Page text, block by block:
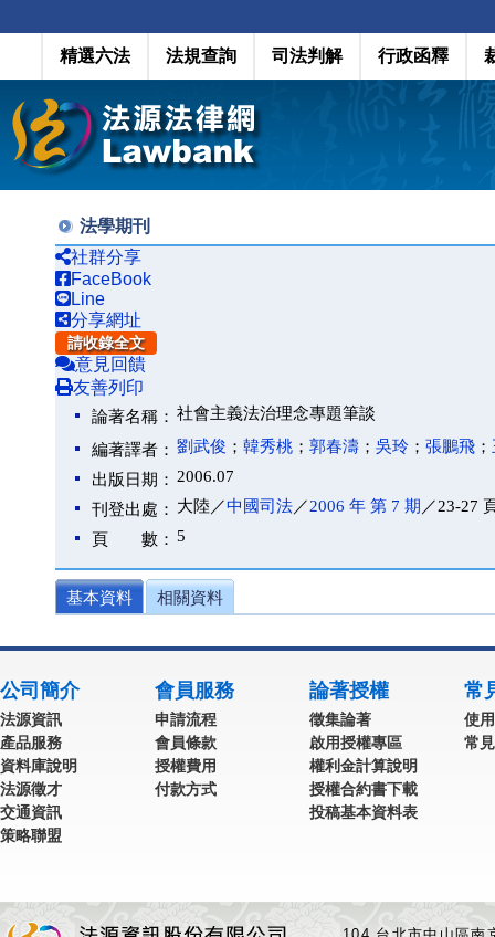
精選六法 法規查詢 司法判解 行政函釋
法學期刊
社群分享
FaceBook
Line
分享網址
請收錄全文
意見回饋
友善列印
論著名稱： 社會主義法治理念專題筆談
編著譯者： 劉武俊 ； 韓秀桃 ； 郭春濤 ； 吳玲 ； 張鵬飛 ；
出版日期： 2006.07
刊登出處： 大陸／中國司法／2006 年 第 7 期 ／23-27
頁 數： 5
基本資料 相關資料
公司簡介
法源資訊
產品服務
資料庫說明
法源徵才
交通資訊
策略聯盟
會員服務
申請流程
會員條款
授權費用
付款方式
論著授權
徵集論著
啟用授權專區
權利金計算說明
授權合約書下載
投稿基本資料表
常
使
常